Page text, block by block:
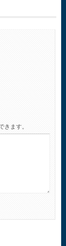
きます。